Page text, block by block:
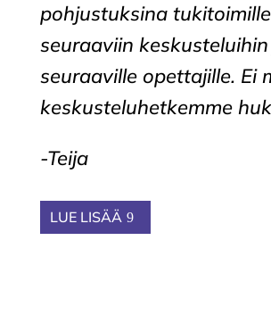
pohjustuksina
seuraaviin
seuraaville opettajille. Ei
keskusteluhetkemme
-Teija
LUE LISÄÄ